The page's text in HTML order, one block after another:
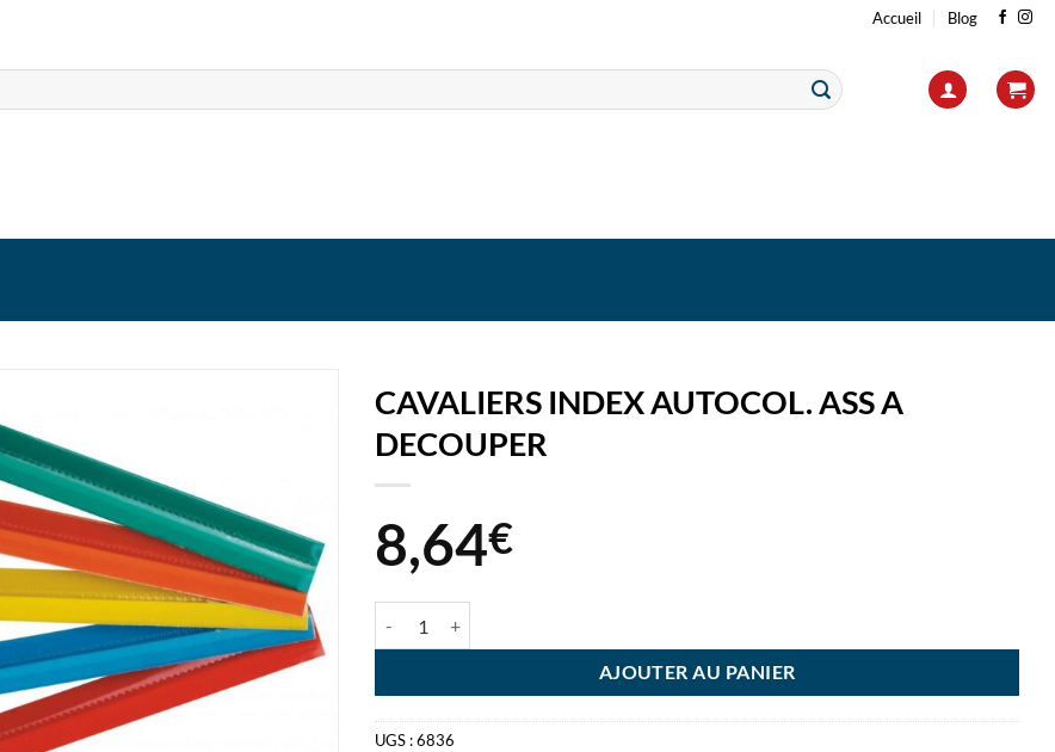
Accueil Blog
CAVALIERS INDEX AUTOCOL. ASS A
DECOUPER
8,64€
AJOUTER AU PANIER
UGS :6836